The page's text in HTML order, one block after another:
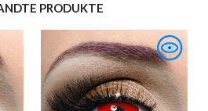
PRODUKTE